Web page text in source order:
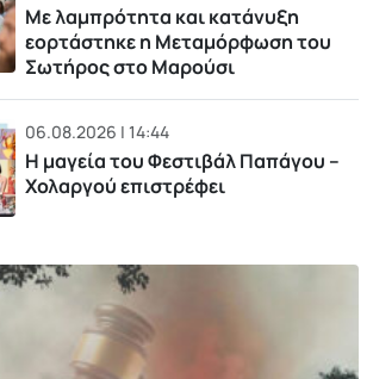
Με λαμπρότητα και κατάνυξη
εορτάστηκε η Μεταμόρφωση του
Σωτήρος στο Μαρούσι
06.08.2026 | 14:44
Η μαγεία του Φεστιβάλ Παπάγου –
Χολαργού επιστρέφει